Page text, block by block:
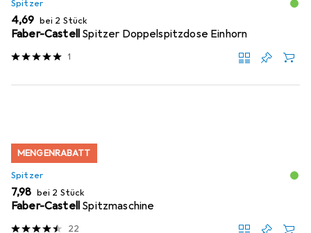
Spitzer
EUR
4,69 bei 2 Stück
Faber-Castell Spitzer Doppelspitzdose Einhorn
1
MENGENRABATT
Spitzer
EUR
7,98 bei 2 Stück
Faber-Castell Spitzmaschine
22